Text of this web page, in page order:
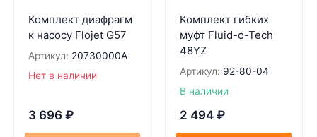
Комплект диафрагм
к насосу Flojet G57
Артикул: 20730000A
Нет в наличии
3 696 ₽
Комплект гибких
муфт Fluid-o-Tech
48YZ
Артикул: 92-80-04
В наличии
2 494 ₽